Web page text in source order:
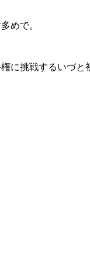
めで。
に挑戦するいづと